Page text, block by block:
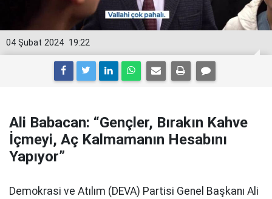
19:22
04 Şubat 2024
Ali Babacan: “Gençler, Bırakın Kahve
İçmeyi, Aç Kalmamanın Hesabını
Yapıyor”
Demokrasi ve Atılım (DEVA) Partisi Genel Başkanı Ali